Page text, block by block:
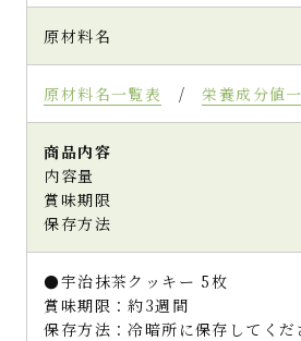
原材料名
原材料名一覧表 /栄養成分値
商品内容
内容量
賞味期限
保存方法
●宇治抹茶クッキー 5枚
賞味期限：約3週間
保存方法：冷暗所に保存してくだ